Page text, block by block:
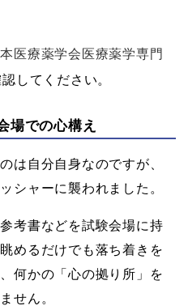
医療薬学会医療薬学専門
してください。
場での心構え
は自分自身なのですが、
シャーに襲われました。
考書などを試験会場に持
めるだけでも落ち着きを
何かの「心の拠り所」を
せん。